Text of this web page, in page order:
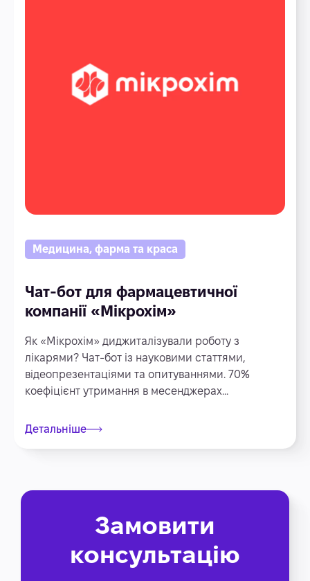
Медицина, фарма та краса
Чат-бот для фармацевтичної
компанії «Мікрохім»
Як «Мікрохім» диджиталізували роботу з
лікарями? Чат-бот із науковими статтями,
відеопрезентаціями та опитуваннями. 70%
коефіцієнт утримання в месенджерах...
Детальніше
Замовити
консультацію